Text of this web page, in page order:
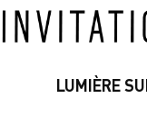
LUMIÈRE